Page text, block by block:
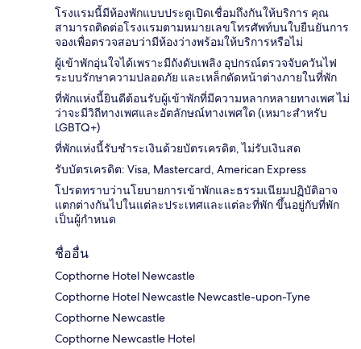
โรงแรมนี้มีห้องพักแบบประตูเปิดเชื่อมถึงกันให้บริการ คุณ
สามารถติดต่อโรงแรมตามหมายเลขโทรศัพท์บนใบยืนยันการ
จองเพื่อตรวจสอบว่ามีห้องว่างพร้อมให้บริการหรือไม่
ผู้เข้าพักอุ่นใจได้เพราะมีถังดับเพลิง อุปกรณ์ตรวจจับควันไฟ
ระบบรักษาความปลอดภัย และเหล็กดัดหน้าต่างภายในที่พัก
ที่พักแห่งนี้ยินดีต้อนรับผู้เข้าพักที่มีความหลากหลายทางเพศ ไม่
ว่าจะมีวิถีทางเพศและอัตลักษณ์ทางเพศใด (เหมาะสำหรับ
LGBTQ+)
ที่พักแห่งนี้รับชำระเงินด้วยบัตรเครดิต, ไม่รับเงินสด
รับบัตรเครดิต: Visa, Mastercard, American Express
โปรดทราบว่านโยบายการเข้าพักและธรรมเนียมปฏิบัติอาจ
แตกต่างกันไปในแต่ละประเทศและแต่ละที่พัก ขึ้นอยู่กับที่พัก
เป็นผู้กำหนด
ชื่ออื่น
Copthorne Hotel Newcastle
Copthorne Hotel Newcastle Newcastle-upon-Tyne
Copthorne Newcastle
Copthorne Newcastle Hotel